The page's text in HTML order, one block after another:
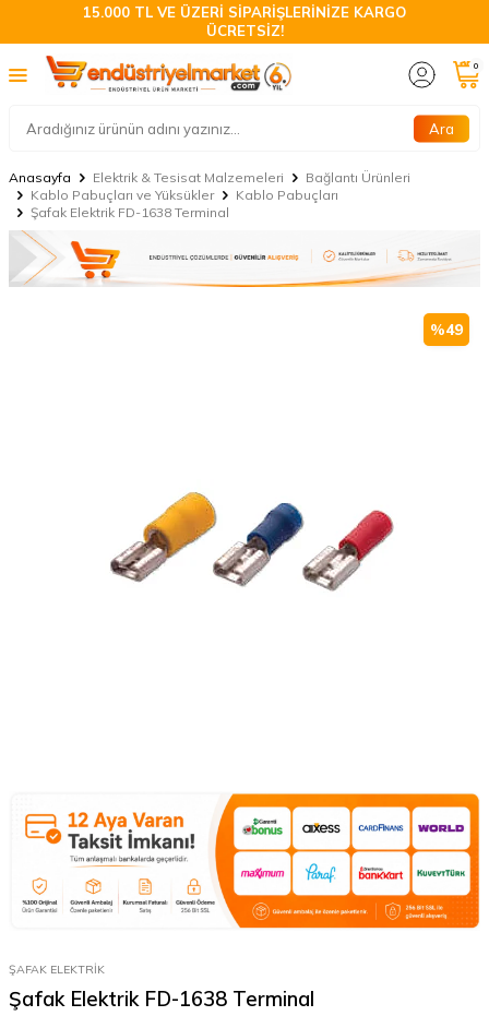
15.000 TL VE ÜZERİ SİPARİŞLERİNİZE KARGO
ÜCRETSİZ!
Ara
0
Anasayfa Elektrik & Tesisat Malzemeleri
Bağlantı Ürünleri
Kablo Pabuçları ve Yüksükler
Kablo Pabuçları
Şafak Elektrik FD-1638 Terminal
%49
ŞAFAK ELEKTRİK
Şafak Elektrik FD-1638 Terminal